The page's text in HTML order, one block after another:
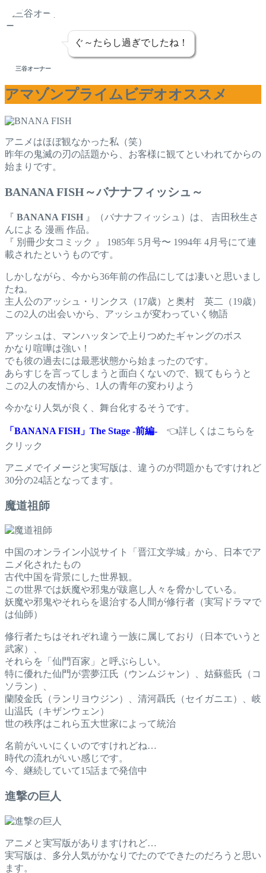
三谷オーナー
ぐ～たらし過ぎでしたね！
アマゾンプライムビデオオススメ
アニメはほぼ観なかった私（笑）
昨年の鬼滅の刃の話題から、お客様に観てといわれてからの
始まりです。
BANANA FISH～バナナフィッシュ～
『 BANANA FISH 』（バナナフィッシュ）は、 吉田秋生さ
んによる 漫画 作品。
『 別冊少女コミック 』 1985年 5月号〜 1994年 4月号にて連
載されたというものです。
しかしながら、今から36年前の作品にしては凄いと思いまし
たね。
主人公のアッシュ・リンクス（17歳）と奥村 英二（19歳）
この2人の出会いから、アッシュが変わっていく物語
アッシュは、マンハッタンで上りつめたギャングのボス
かなり喧嘩は強い！
でも彼の過去には最悪状態から始まったのです。
あらすじを言ってしまうと面白くないので、観てもらうと
この2人の友情から、1人の青年の変わりよう
今かなり人気が良く、舞台化するそうです。
「 BANANA FISH」 The Stage -前編- 👈詳しくはこちらを
クリック
アニメでイメージと実写版は、違うのが問題かもですけれど
30分の24話となってます。
魔道祖師
中国のオンライン小説サイト「晋江文学城」から、日本でア
ニメ化されたもの
古代中国を背景にした世界観。
この世界では妖魔や邪鬼が跋扈し人々を脅かしている。
妖魔や邪鬼やそれらを退治する人間が修行者（実写ドラマで
は仙師）
修行者たちはそれぞれ違う一族に属しており（日本でいうと
武家）、
それらを「仙門百家」と呼ぶらしい。
特に優れた仙門が雲夢江氏（ウンムジャン）、姑蘇藍氏（コ
ソラン）、
蘭陵金氏（ランリヨウジン）、清河聶氏（セイガニエ）、岐
山温氏（キザンウェン）
世の秩序はこれら五大世家によって統治
名前がいいにくいのですけれどね…
時代の流れがいい感じです。
今、継続していて15話まで発信中
進撃の巨人
アニメと実写版がありますけれど…
実写版は、多分人気がかなりでたのでできたのだろうと思い
ます。